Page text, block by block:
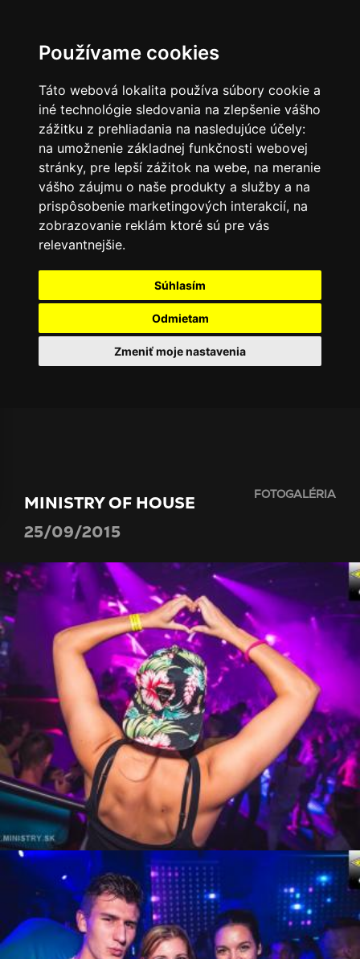
Používame cookies
Táto webová lokalita používa súbory cookie a
iné technológie sledovania na zlepšenie vášho
zážitku z prehliadania na nasledujúce účely:
na umožnenie základnej funkčnosti webovej
stránky, pre lepší zážitok na webe, na meranie
vášho záujmu o naše produkty a služby a na
prispôsobenie marketingových interakcií, na
zobrazovanie reklám ktoré sú pre vás
relevantnejšie.
Súhlasím
Odmietam
Zmeniť moje nastavenia
MINISTRY OF HOUSE
25/09/2015
FOTOGALÉRIA